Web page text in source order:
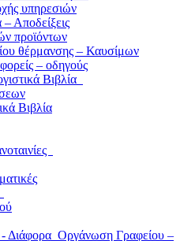
υπηρεσιών
Αποδείξεις
προϊόντων
θέρμανσης – Καυσίμων
– οδηγούς
Βιβλία
Βιβλία
Οργάνωση Γραφείου –